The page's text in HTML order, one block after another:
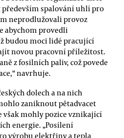
spalování uhlí pro
neprodlužovali provoz
abychom provedli
budou moci lidé pracující
novou pracovní příležitost.
z fosilních paliv, což povede
navrhuje.
dolech a na nich
zaniknout pětadvacet
mohly pozice vznikající
energie. „Posílení
výrobu elektřiny a tepla